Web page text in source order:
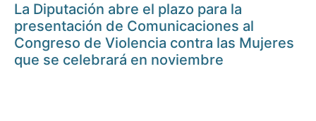
La Diputación abre el plazo para la
presentación de Comunicaciones al
Congreso de Violencia contra las Mujeres
que se celebrará en noviembre